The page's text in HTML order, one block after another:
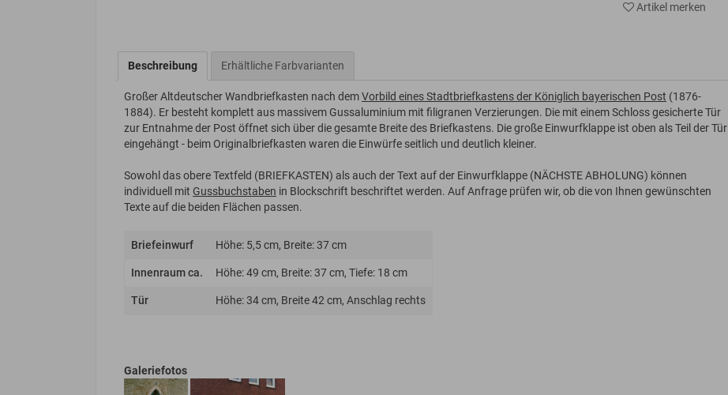
Artikel merken
Beschreibung Erhältliche Farbvarianten
Großer Altdeutscher Wandbriefkasten nach demVorbild eines Stadtbriefkastens der Königlich bayerischen Post (1876-
1884). Er besteht komplett aus massivem Gussaluminium mit filigranen Verzierungen. Die mit einem Schloss gesicherte Tür
zur Entnahme der Post öffnet sich über die gesamte Breite des Briefkastens. Die große Einwurfklappe ist oben als Teil der Tür
eingehängt - beim Originalbriefkasten waren die Einwürfe seitlich und deutlich kleiner.
Sowohl das obere Textfeld (BRIEFKASTEN) als auch der Text auf der Einwurfklappe (NÄCHSTE ABHOLUNG) können
individuell mit Gussbuchstaben in Blockschrift beschriftet werden. Auf Anfrage prüfen wir, ob die von Ihnen gewünschten
Texte auf die beiden Flächen passen.
Briefeinwurf Höhe: 5,5 cm, Breite: 37 cm
Innenraum ca. Höhe: 49 cm, Breite: 37 cm, Tiefe: 18 cm
Tür Höhe: 34 cm, Breite 42 cm, Anschlag rechts
Galeriefotos